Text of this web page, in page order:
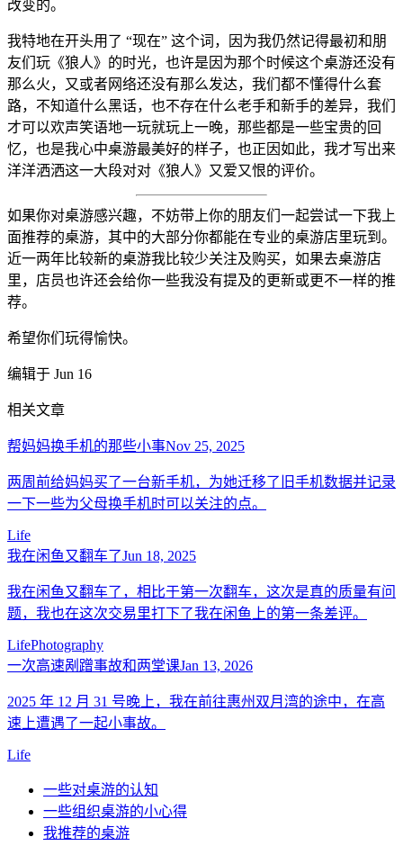
改变的。
我特地在开头用了 “现在” 这个词，因为我仍然记得最初和朋
友们玩《狼人》的时光，也许是因为那个时候这个桌游还没有
那么火，又或者网络还没有那么发达，我们都不懂得什么套
路，不知道什么黑话，也不存在什么老手和新手的差异，我们
才可以欢声笑语地一玩就玩上一晚，那些都是一些宝贵的回
忆，也是我心中桌游最美好的样子，也正因如此，我才写出来
洋洋洒洒这一大段对对《狼人》又爱又恨的评价。
如果你对桌游感兴趣，不妨带上你的朋友们一起尝试一下我上
面推荐的桌游，其中的大部分你都能在专业的桌游店里玩到。
近一两年比较新的桌游我比较少关注及购买，如果去桌游店
里，店员也许还会给你一些我没有提及的更新或更不一样的推
荐。
希望你们玩得愉快。
编辑于 Jun 16
相关文章
帮妈妈换手机的那些小事Nov 25, 2025
两周前给妈妈买了一台新手机，为她迁移了旧手机数据并记录
一下一些为父母换手机时可以关注的点。
Life
我在闲鱼又翻车了Jun 18, 2025
我在闲鱼又翻车了，相比于第一次翻车，这次是真的质量有问
题，我也在这次交易里打下了我在闲鱼上的第一条差评。
LifePhotography
一次高速剐蹭事故和两堂课Jan 13, 2026
2025 年 12 月 31 号晚上，我在前往惠州双月湾的途中，在高
速上遭遇了一起小事故。
Life
一些对桌游的认知
一些组织桌游的小心得
我推荐的桌游